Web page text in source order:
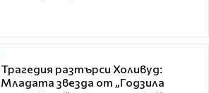
Трагедия разтърси Холивуд:
Младата звезда от „Годзила